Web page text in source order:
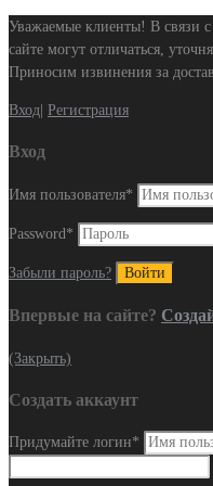
Уважаемые клиенты! В связи
сайте могут отличаться,
Приносим извинения за
Вход Регистрация
Вход
Имя пользователя*
Password *
Забыли пароль?
Впервые на сайте?
(Закрыть)
Создать аккаунт
Придумайте логин*